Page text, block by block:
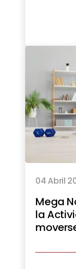
04 Abril
Mega
la